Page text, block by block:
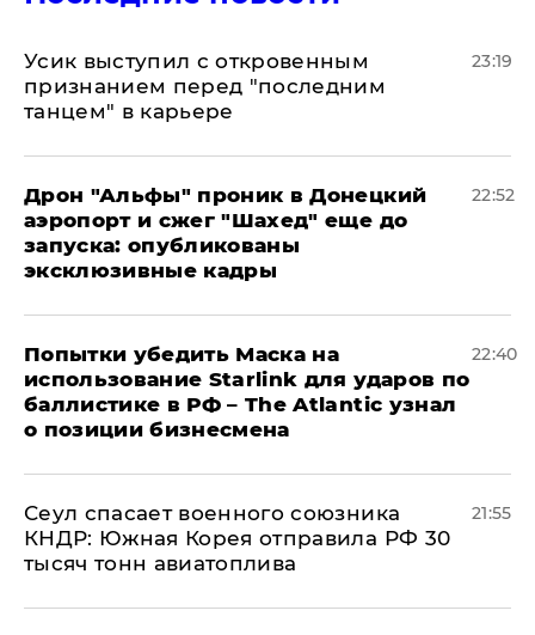
Усик выступил с откровенным
признанием перед "последним
танцем" в карьере
23:19
Дрон "Альфы" проник в Донецкий
аэропорт и сжег "Шахед" еще до
запуска: опубликованы
эксклюзивные кадры
22:52
Попытки убедить Маска на
использование Starlink для ударов по
баллистике в РФ – The Atlantic узнал
о позиции бизнесмена
22:40
​Сеул спасает военного союзника
КНДР: Южная Корея отправила РФ 30
тысяч тонн авиатоплива
21:55